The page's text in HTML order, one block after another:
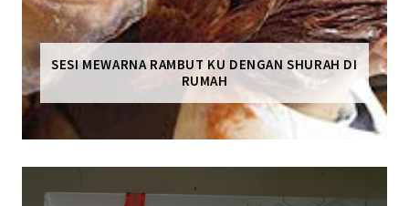
SESI MEWARNA RAMBUT KU DENGAN SHURAH DI
RUMAH